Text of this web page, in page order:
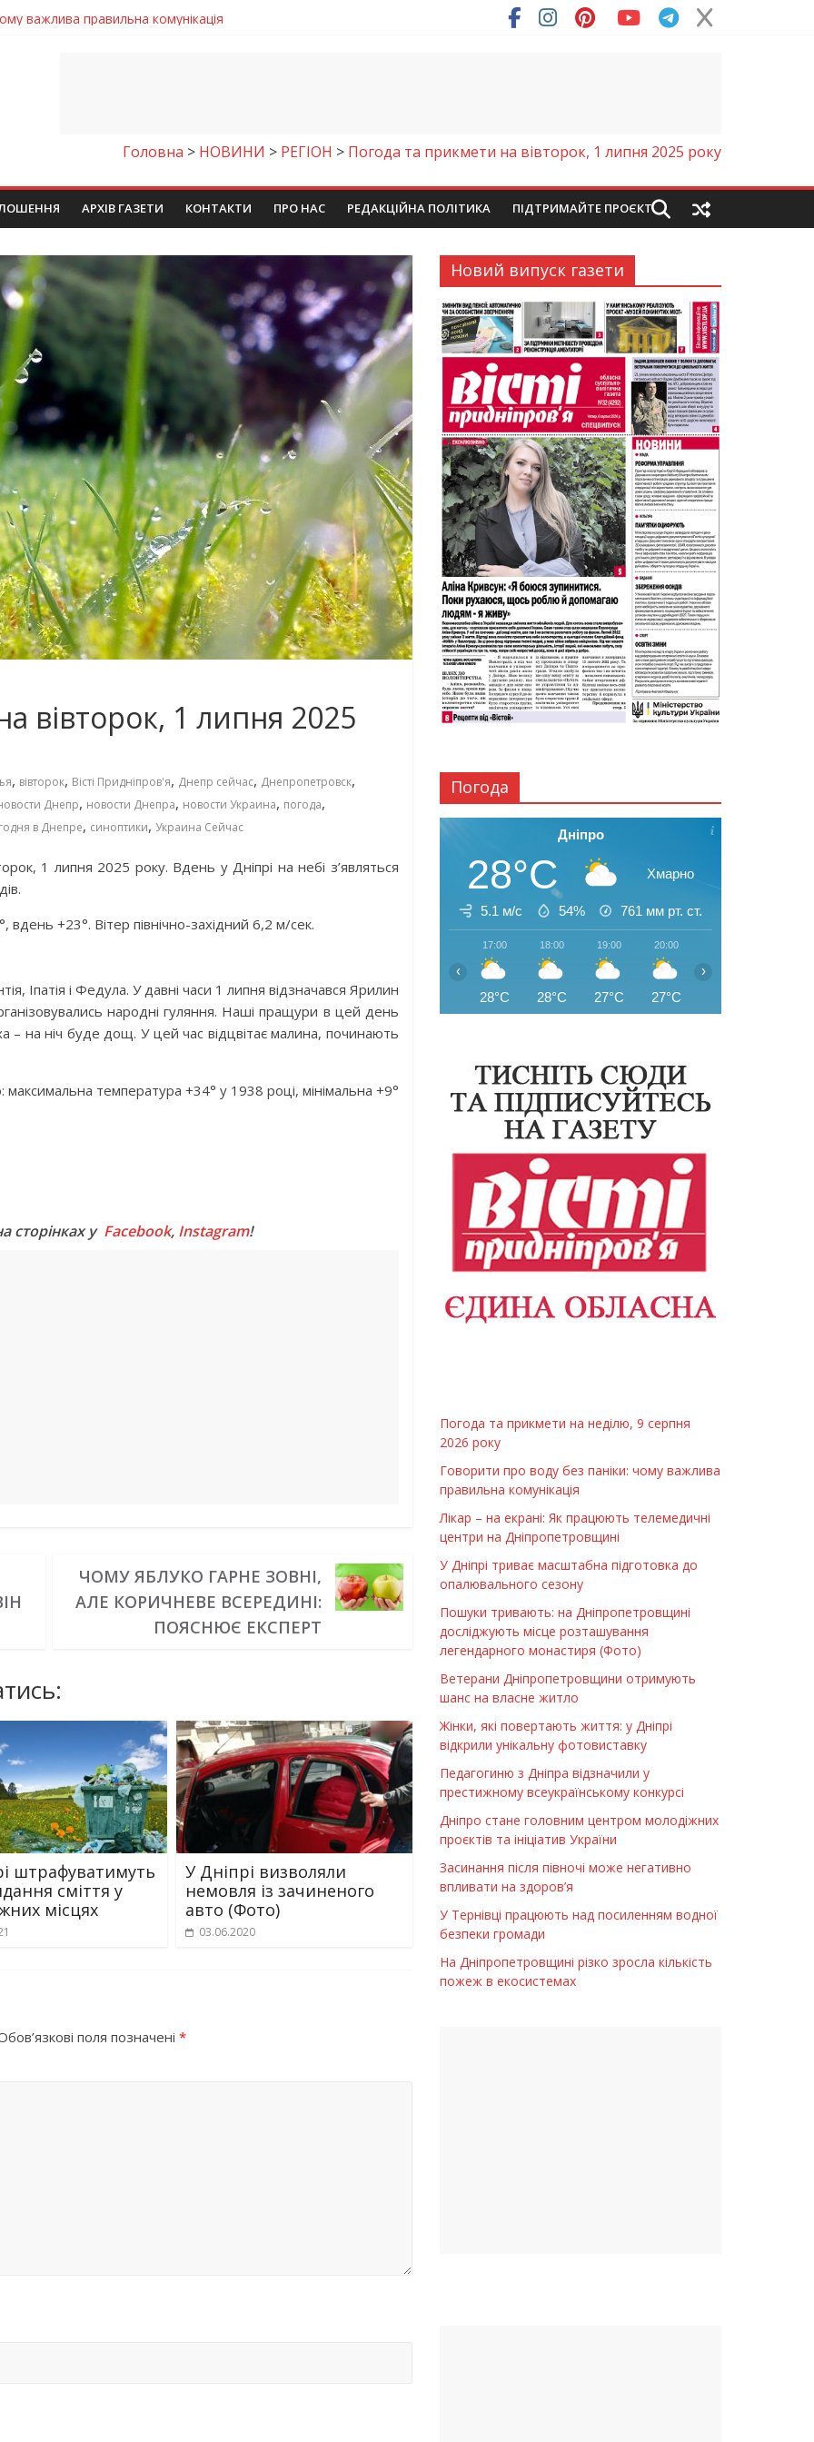
важлива правильна комунікація
до опалювального сезону
досліджують місце розташування легендарного монастиря (Фото)
2026 року
Головна > НОВИНИ > РЕГІОН > Погода та прикмети на вівторок, 1 липня 2025 року
АРХІВ ГАЗЕТИ КОНТАКТИ ПРО НАС РЕДАКЦІЙНА ПОЛІТИКА ПІДТРИМАЙТЕ ПРОЄКТ
вівторок, 1 липня 2025
, вівторок, Вісті Придніпров'я, Днепр сейчас, Днепропетровск,
Днепр, новости Днепра, новости Украина, погода,
в Днепре, синоптики, Украина Сейчас
1 липня 2025 року. Вдень у Дніпрі на небі з’являться
вдень +23°. Вітер північно-західний 6,2 м/сек.
Іпатія і Федула. У давні часи 1 липня відзначався Ярилин
народні гуляння. Наші пращури в цей день
– на ніч буде дощ. У цей час відцвітає малина, починають
максимальна температура +34° у 1938 році, мінімальна +9°
сторінках у Facebook, Instagram!
ЧОМУ ЯБЛУКО ГАРНЕ ЗОВНІ,
АЛЕ КОРИЧНЕВЕ ВСЕРЕДИНІ:
ПОЯСНЮЄ ЕКСПЕРТ
штрафуватимуть
сміття у
місцях
У Дніпрі визволяли
немовля із зачиненого
авто (Фото)
03.06.2020
поля позначені *
Новий випуск газети
Погода
Дніпро
28°C Хмарно
5.1 м/с 54% 761 мм рт. ст.
17:00
28°C
18:00
28°C
19:00
27°C
20:00
27°C
‹ ›
Погода та прикмети на неділю, 9 серпня
2026 року
Говорити про воду без паніки: чому важлива
правильна комунікація
Лікар – на екрані: Як працюють телемедичні
центри на Дніпропетровщині
У Дніпрі триває масштабна підготовка до
опалювального сезону
Пошуки тривають: на Дніпропетровщині
досліджують місце розташування
легендарного монастиря (Фото)
Ветерани Дніпропетровщини отримують
шанс на власне житло
Жінки, які повертають життя: у Дніпрі
відкрили унікальну фотовиставку
Педагогиню з Дніпра відзначили у
престижному всеукраїнському конкурсі
Дніпро стане головним центром молодіжних
проєктів та ініціатив України
Засинання після півночі може негативно
впливати на здоров’я
У Тернівці працюють над посиленням водної
безпеки громади
На Дніпропетровщині різко зросла кількість
пожеж в екосистемах